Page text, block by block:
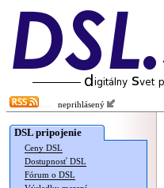
neprihlásený
DSL pripojenie
Ceny DSL
Dostupnosť DSL
Fórum o DSL